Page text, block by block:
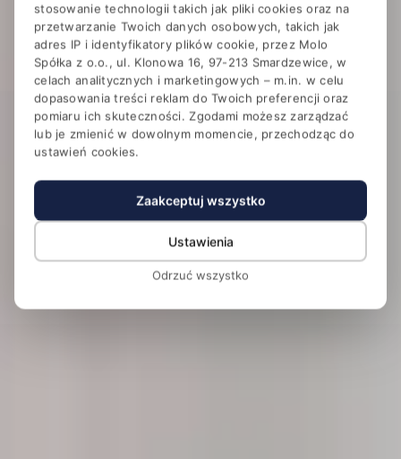
Hotel Magellan Business &
SPA
Konferencje i SPA w otoczeniu lasu przy Zalewie
Sulejowskim
stosowanie technologii takich jak pliki cookies oraz na
przetwarzanie Twoich danych osobowych, takich jak
adres IP i identyfikatory plików cookie, przez Molo
Spółka z o.o., ul. Klonowa 16, 97-213 Smardzewice, w
celach analitycznych i marketingowych – m.in. w celu
dopasowania treści reklam do Twoich preferencji oraz
pomiaru ich skuteczności. Zgodami możesz zarządzać
lub je zmienić w dowolnym momencie, przechodząc do
ustawień cookies.
Zaakceptuj wszystko
Ustawienia
Odrzuć wszystko